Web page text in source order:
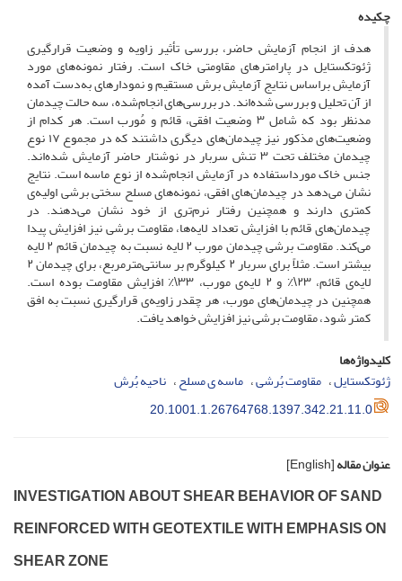
چکیده
هدف از انجام آزمایش حاضر، بررسی تأثیر زاویه و وضعیت قرارگیری
ژئوتکستایل در پارامترهای مقاومتی خاک است. رفتار نمونه‌های مورد
آزمایش براساس نتایج آزمایش برش مستقیم و نمودارهای به‌دست آمده
از آن تحلیل و بررسی شده‌اند. در بررسی‌های انجام‌شده، سه حالت چیدمان
مدنظر بود که شامل ۳ وضعیت افقی، قائم و مُورب است. هر کدام از
وضعیت‌های مذکور نیز چیدمان‌های دیگری داشتند که در مجموع ۱۷ نوع
چیدمان مختلف تحت ۳ تنش سربار در نوشتار حاضر آزمایش شده‌اند.
جنس خاک مورداستفاده در آزمایش انجام‌شده از نوع ماسه است. نتایج
نشان می‌دهد در چیدمان‌های افقی، نمونه‌های مسلح سختی برشی اولیه‌ی
کمتری دارند و همچنین رفتار نرم‌تری از خود نشان می‌دهند. در
چیدمان‌های قائم با افزایش تعداد لایه‌ها، مقاومت برشی نیز افزایش پیدا
می‌کند. مقاومت برشی چیدمان مورب ۲ لایه نسبت به چیدمان قائم ۲ لایه
بیشتر است. مثلاً برای سربار ۲ کیلوگرم بر سانتی‌مترمربع، برای چیدمان ۲
لایه‌ی قائم، ۲۳\٪ و ۲ لایه‌ی مورب، ۳۳\٪ افزایش مقاومت بوده است.
همچنین در چیدمان‌های مورب، هر چقدر زاویه‌ی قرارگیری نسبت به افق
کمتر شود، مقاومت برشی نیز افزایش خواهد یافت.
کلیدواژه‌ها
ژئوتکستایل مقاومت بُرشی ماسه ی مسلح ناحیه بُرش
20.1001.1.26764768.1397.342.21.11.0
عنوان مقاله[English]
I‌N‌V‌E‌S‌T‌I‌G‌A‌T‌I‌O‌N A‌B‌O‌U‌T S‌H‌E‌A‌R B‌E‌H‌A‌V‌I‌O‌R O‌F S‌A‌N‌D
R‌E‌I‌N‌F‌O‌R‌C‌E‌D W‌I‌T‌H G‌E‌O‌T‌E‌X‌T‌I‌L‌E W‌I‌T‌H E‌M‌P‌H‌A‌S‌I‌S O‌N
S‌H‌E‌A‌R Z‌O‌N‌E